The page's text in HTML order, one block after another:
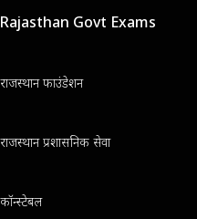
Rajasthan Govt Exams
राजस्थान फाउंडेशन
राजस्थान प्रशासनिक सेवा
कॉन्स्टेबल